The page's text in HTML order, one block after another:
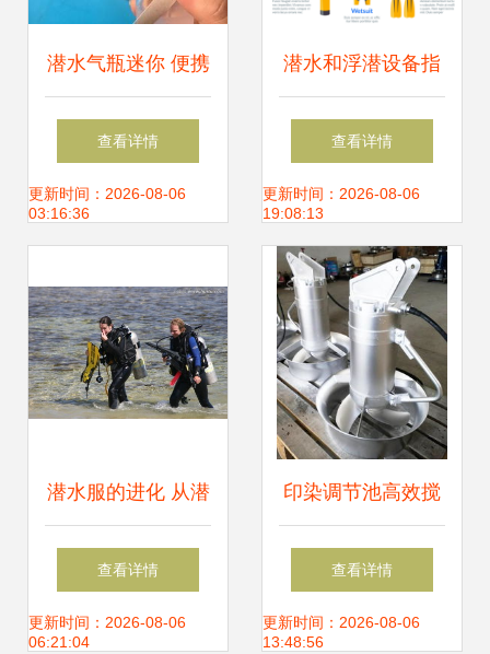
潜水气瓶迷你 便携
潜水装备的价格与
选购指南
查看详情
更新时间：2026-08-06
03:16:36
潜水和浮潜设备指
南信息图 从基础到
进阶的视觉解析
查看详情
更新时间：2026-08-06
19:08:13
潜水服的进化 从潜
水设备到水中探索
的关键工具
查看详情
更新时间：2026-08-06
06:21:04
印染调节池高效搅
拌利器 QJB3/8-
400潜水搅拌机直
查看详情
更新时间：2026-08-06
13:48:56